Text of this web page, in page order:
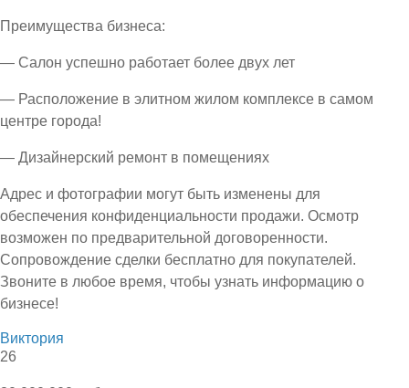
Преимущества бизнеса:
— Салон успешно работает более двух лет
— Расположение в элитном жилом комплексе в самом
центре города!
— Дизайнерский ремонт в помещениях
Адрес и фотографии могут быть изменены для
обеспечения конфиденциальности продажи. Осмотр
возможен по предварительной договоренности.
Сопровождение сделки бесплатно для покупателей.
Звоните в любое время, чтобы узнать информацию о
бизнесе!
Виктория
26